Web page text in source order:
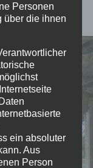
Personen
über die ihnen
ein absoluter
Aus
Person